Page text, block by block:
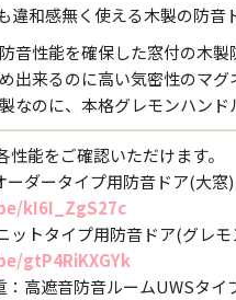
違和感無く使える木製の防音
防音性能を確保した窓付の木製
め出来るのに高い気密性のマグ
製なのに、本格グレモンハン
性能をご確認いただけます。
ダータイプ用防音ドア(大窓)
kI6I_ZgS27c
トタイプ用防音ドア(グレモ
gtP4RiKXGYk
高遮音防音ルームUWSタイ